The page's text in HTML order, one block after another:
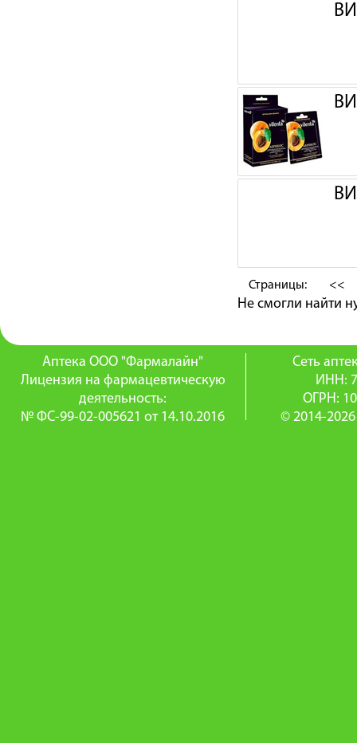
Страницы: <<
Не смогли найти
Аптека ООО "Фармалайн"
Лицензия на фармацевтическую
деятельность:
№ ФС-99-02-005621 от 14.10.2016
Сеть
ИНН:
ОГРН:
© 2014-